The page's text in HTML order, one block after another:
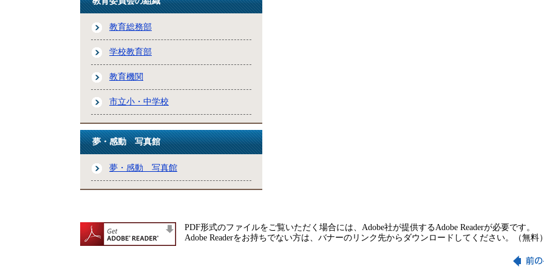
教育総務部
学校教育部
教育機関
市立小・中学校
夢・感動 写真館
夢・感動 写真館
PDF形式のファイルをご覧いただく場合には、Adobe社が提供するAdobe Readerが必要です。
Adobe Readerをお持ちでない方は、バナーのリンク先からダウンロードしてください。（無料